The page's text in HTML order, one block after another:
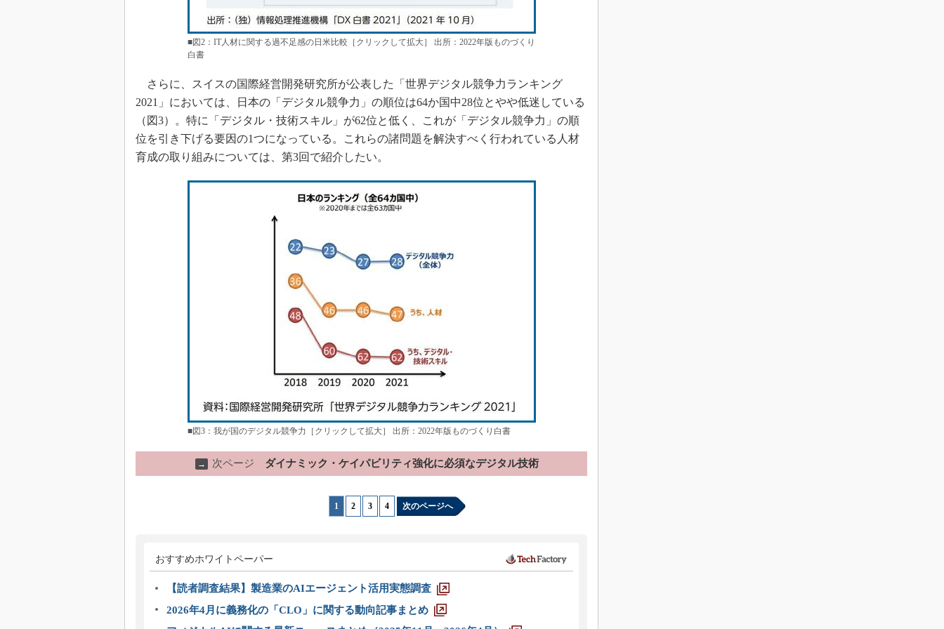
■図2：IT人材に関する過不足感の日米比較［クリックして拡大］ 出所：2022年版ものづくり
白書
さらに、スイスの国際経営開発研究所が公表した「世界デジタル競争力ランキング
2021」においては、日本の「デジタル競争力」の順位は64か国中28位とやや低迷している
（図3）。特に「デジタル・技術スキル」が62位と低く、これが「デジタル競争力」の順
位を引き下げる要因の1つになっている。これらの諸問題を解決すべく行われている人材
育成の取り組みについては、第3回で紹介したい。
■図3：我が国のデジタル競争力［クリックして拡大］ 出所：2022年版ものづくり白書
→ 次ページ ダイナミック・ケイパビリティ強化に必須なデジタル技術
1 2 3 4 次のページへ
おすすめホワイトペーパー
【読者調査結果】製造業のAIエージェント活用実態調査
2026年4月に義務化の「CLO」に関する動向記事まとめ